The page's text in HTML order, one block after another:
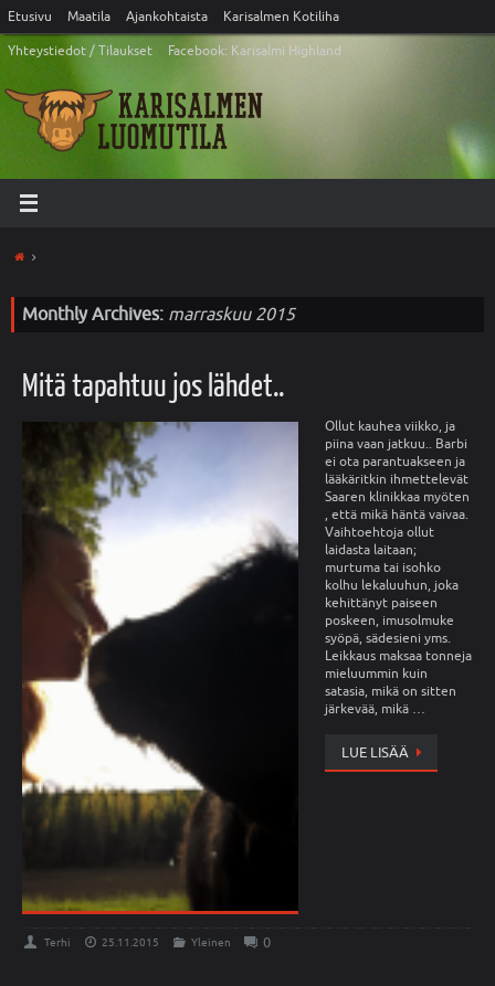
Etusivu Maatila Ajankohtaista
Karisalmen Kotiliha
Yhteystiedot / Tilaukset
Facebook: Karisalmi Highland
Monthly Archives: marraskuu 2015
Mitä tapahtuu jos lähdet..
Ollut kauhea viikko, ja
piina vaan jatkuu.. Barbi
ei ota parantuakseen ja
lääkäritkin ihmettelevät
Saaren klinikkaa myöten
, että mikä häntä vaivaa.
Vaihtoehtoja ollut
laidasta laitaan;
murtuma tai isohko
kolhu lekaluuhun, joka
kehittänyt paiseen
poskeen, imusolmuke
syöpä, sädesieni yms.
Leikkaus maksaa tonneja
mieluummin kuin
satasia, mikä on sitten
järkevää, mikä …
LUE LISÄÄ
Terhi 25.11.2015 Yleinen 0